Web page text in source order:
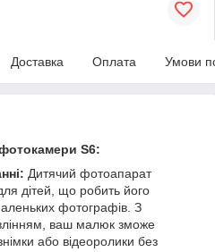
Доставка Оплата Умови
S6:
Дитячий фотоапарат
дітей, що робить його
фотографів. З
ваш малюк зможе
або відеоролики без